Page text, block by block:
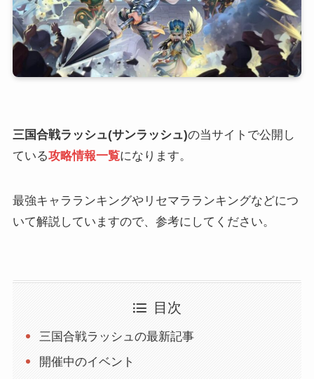
三国合戦ラッシュ(サンラッシュ)の当サイトで公開し
ている攻略情報一覧になります。
最強キャラランキングやリセマラランキングなどにつ
いて解説していますので、参考にしてください。
目次
三国合戦ラッシュの最新記事
開催中のイベント